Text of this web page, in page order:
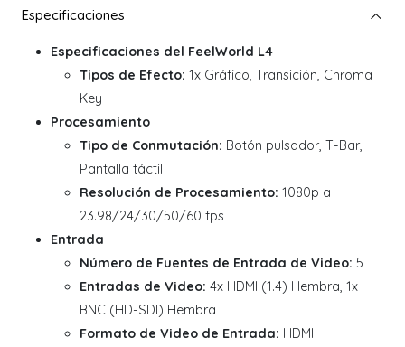
Especificaciones del FeelWorld L4
Tipos de Efecto: 1x Gráfico, Transición, Chroma
Key
Procesamiento
Tipo de Conmutación: Botón pulsador, T-Bar,
Pantalla táctil
Resolución de Procesamiento: 1080p a
23.98/24/30/50/60 fps
Entrada
Número de Fuentes de Entrada de Video: 5
Entradas de Video: 4x HDMI (1.4) Hembra, 1x
BNC (HD-SDI) Hembra
Formato de Video de Entrada: HDMI